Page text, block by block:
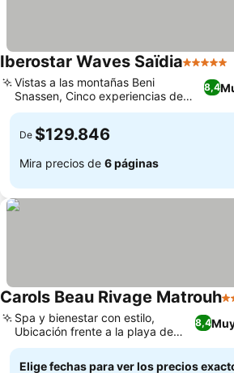
Iberostar Waves Saïdia5
8,4
Vistas a las montañas Beni
Snassen, Cinco experiencias de
piscina distintas
De $129.846
Mira precios de 6 páginas
Carols Beau Rivage Matrouh5
8,4
Spa y bienestar con estilo,
Ubicación frente a la playa de
Almaza Bay
Elige fechas para ver los precios